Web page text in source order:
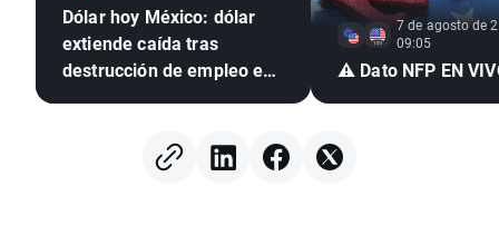
Dólar hoy México: dólar
extiende caída tras
destrucción de empleo en
7 de agosto de
09:05
⚠️ Dato NFP EN